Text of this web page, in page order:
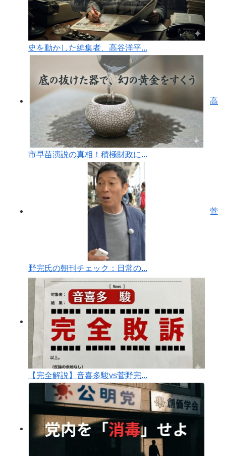
史を動かした編集者、高谷洋平...
高
市早苗演説の真相！積極財政に...
菅
野完氏の朝刊チェック：日常の...
【完全解説】音喜多駿vs菅野完...